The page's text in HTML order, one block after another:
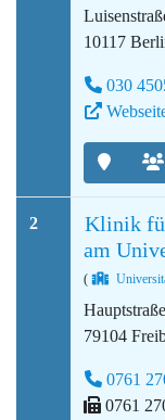
10117
030
2
Klinik
am
(
79104
0761
0761